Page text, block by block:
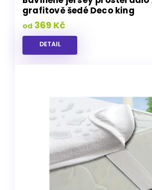
grafitově šedé Deco king
od 369 Kč
DETAIL